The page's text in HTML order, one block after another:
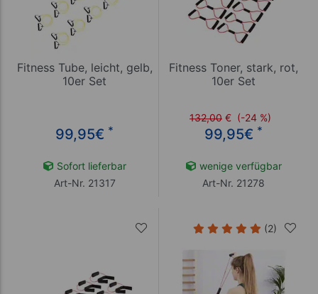
Fitness Tube, leicht, gelb,
10er Set
99,95€ *
Sofort lieferbar
Art-Nr. 21317
Fitness Toner, stark, rot,
10er Set
132,00 € (-24 %)
99,95€ *
wenige verfügbar
Art-Nr. 21278
(2)